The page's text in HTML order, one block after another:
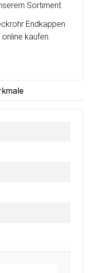
Sortiment.
Endkappen
kaufen.